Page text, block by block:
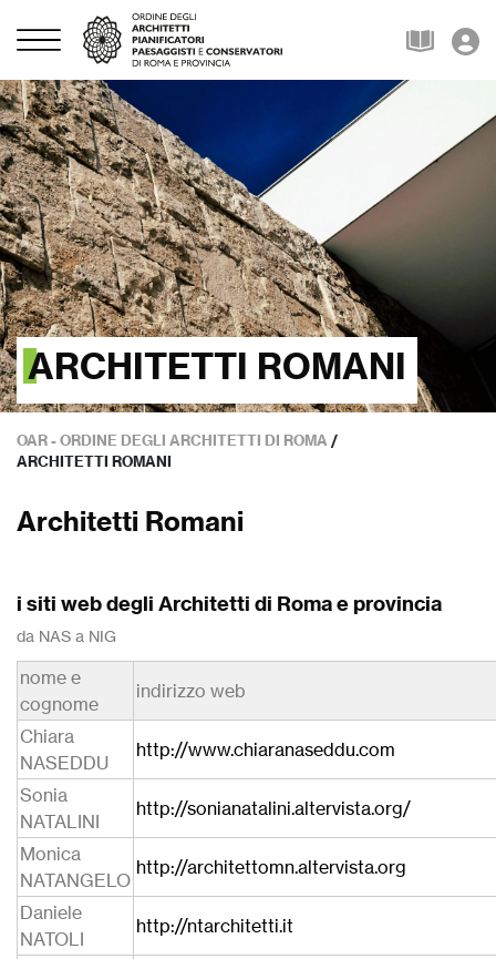
ARCHITETTI ROMANI
OAR - ORDINE DEGLI ARCHITETTI DI ROMA /
ARCHITETTI ROMANI
Architetti Romani
i siti web degli Architetti di Roma e provincia
da NAS a NIG
nome e
cognome
indirizzo web
Chiara
NASEDDU
http://www.chiaranaseddu.com
Sonia
NATALINI
http://sonianatalini.altervista.org/
Monica
NATANGELO
http://architettomn.altervista.org
Daniele
NATOLI
http://ntarchitetti.it